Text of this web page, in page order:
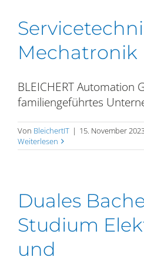
Mechatronik
BLEICHERT Automation
familiengeführtes
Von BleichertIT | 15. November
Weiterlesen
Duales
Studium
und